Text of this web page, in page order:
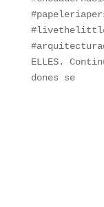
ELLES.
dones se